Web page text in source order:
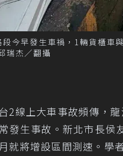
今早發生車禍，1輛貨櫃車
瑞杰／翻攝
台2線上大車事故頻傳，
常發生事故。新北市長侯
月就將增設區間測速。學